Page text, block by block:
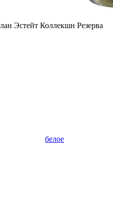
Эстейт Коллекшн Резерва
белое